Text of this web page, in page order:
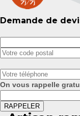
Demande de
On vous rappelle